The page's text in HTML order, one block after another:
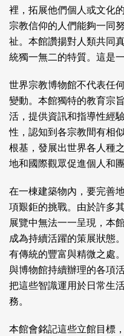
裡，拓展他們個人或文化
宗教信仰的人們能夠一同
祉。本館讚揚對人類共同
統獨一無二的特質。這是
世界宗教博物館不代表任
變動。本館獨特的教育宗
活，提供資訊和指導性經
性，認知到各宗教間有相
根基，發展出世界各人種
地和國際觀眾促進個人和
在一棟建築物內，要完善
項艱鉅的挑戰。由於許多
展覽中無法一一呈現，本
成為持續活躍的策展狀態
有傳統的豐富與精微之處
與博物館持續辦理的各項
把這些智識運用於日常生
務。
本館會銘記這些立館目標